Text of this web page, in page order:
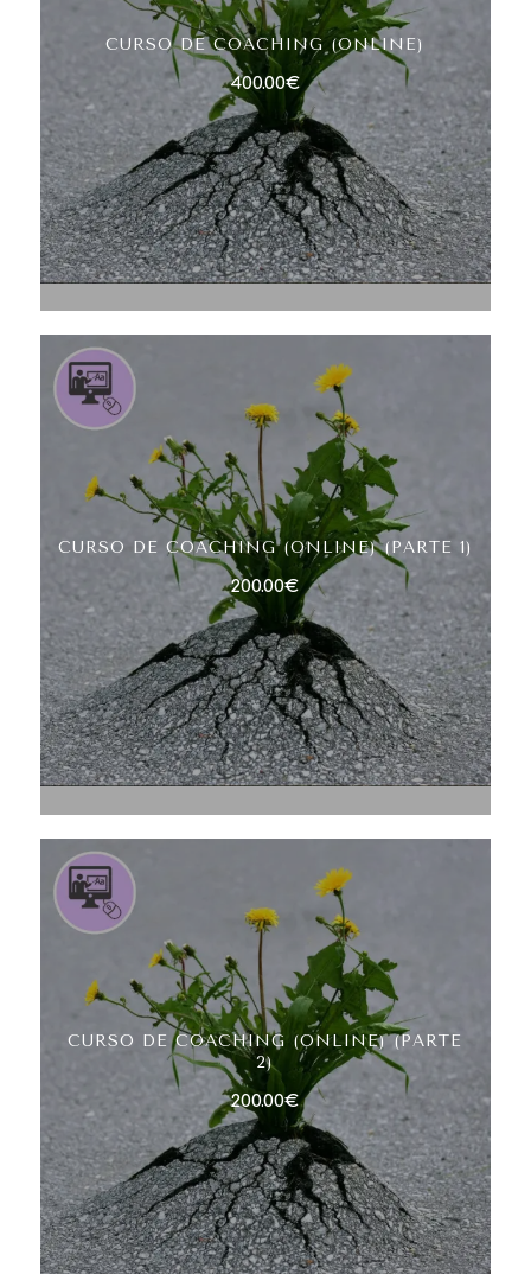
CURSO DE COACHING (ONLINE)
400.00€
CURSO DE COACHING (ONLINE) (PARTE 1)
200.00€
CURSO DE COACHING (ONLINE) (PARTE
2)
200.00€